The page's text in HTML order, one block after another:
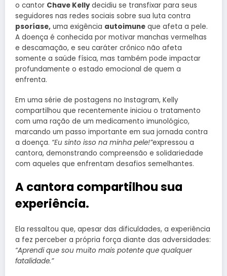
o cantor Chave Kellydecidiu se transfixar para seus
seguidores nas redes sociais sobre sua luta contra
psoríase, uma exigência autoimune que afeta a pele.
A doença é conhecida por motivar manchas vermelhas
e descamação, e seu caráter crônico não afeta
somente a saúde física, mas também pode impactar
profundamente o estado emocional de quem a
enfrenta.
Em uma série de postagens no Instagram, Kelly
compartilhou que recentemente iniciou o tratamento
com uma ração de um medicamento imunológico,
marcando um passo importante em sua jornada contra
a doença. “Eu sinto isso na minha pele!”expressou a
cantora, demonstrando compreensão e solidariedade
com aqueles que enfrentam desafios semelhantes.
A cantora compartilhou sua
experiência.
Ela ressaltou que, apesar das dificuldades, a experiência
a fez perceber a própria força diante das adversidades:
“Aprendi que sou muito mais potente que qualquer
fatalidade.”